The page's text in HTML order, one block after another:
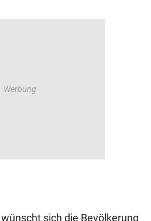
sich die Bevölkerung